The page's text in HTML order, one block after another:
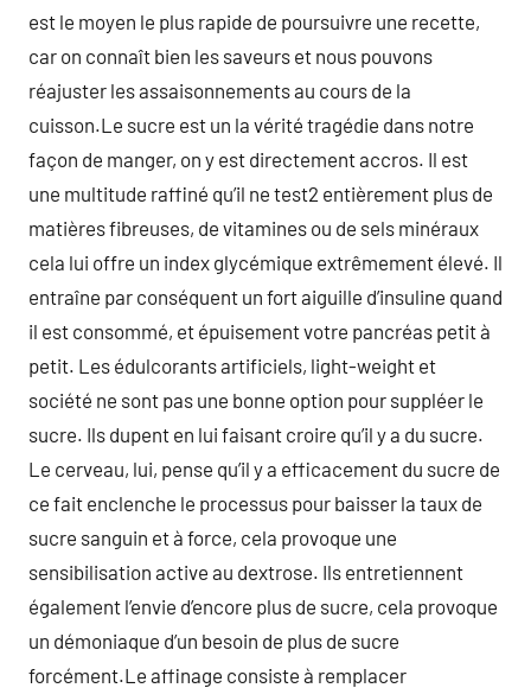
est le moyen le plus rapide de poursuivre une recette,
car on connaît bien les saveurs et nous pouvons
réajuster les assaisonnements au cours de la
cuisson.Le sucre est un la vérité tragédie dans notre
façon de manger, on y est directement accros. Il est
une multitude raffiné qu’il ne test2 entièrement plus de
matières fibreuses, de vitamines ou de sels minéraux
cela lui offre un index glycémique extrêmement élevé. Il
entraîne par conséquent un fort aiguille d’insuline quand
il est consommé, et épuisement votre pancréas petit à
petit. Les édulcorants artificiels, light-weight et
société ne sont pas une bonne option pour suppléer le
sucre. Ils dupent en lui faisant croire qu’il y a du sucre.
Le cerveau, lui, pense qu’il y a efficacement du sucre de
ce fait enclenche le processus pour baisser la taux de
sucre sanguin et à force, cela provoque une
sensibilisation active au dextrose. Ils entretiennent
également l’envie d’encore plus de sucre, cela provoque
un démoniaque d’un besoin de plus de sucre
forcément.Le affinage consiste à remplacer